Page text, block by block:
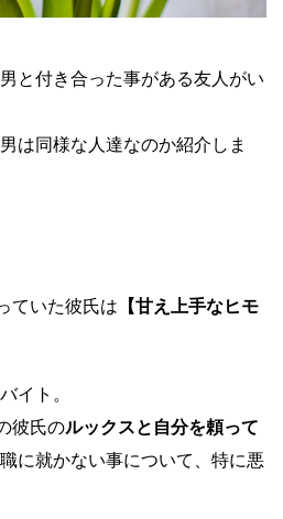
と付き合った事がある友人がい
は同様な人達なのか紹介しま
ていた彼氏は 【甘え上手なヒモ
イト。
彼氏のルックスと自分を頼って
に就かない事について、特に悪